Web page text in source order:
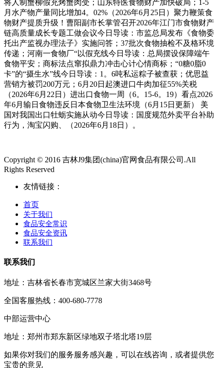
将人制蟹柳假充烤蟹肉受；山东特医食物财产加快破局；1-5
月水产物产量同比增加4。02%（2026年6月25日）聚力鞭策食
物财产提质升级！曹阳副市长掌管召开2026年江门市食物财产
链高质量成长专题工做会议今日导读：市监总局发布《食物委
托出产监视办理法子》实施问答；37批次食物抽检不及格环境
传递；河南一食物厂“以假充线今日导读：总局摆设保障端午
食物平安；商标法点窜拟鼎力冲击心计心情商标；“0糖0脂0
卡”的“摄生水”线今日导读：1。6吨私运粽子被查获；优思益
营销方被罚200万元；6月20日起澳进口牛肉加征55%关税
（2026年6月22日）进出口食物一周（6。15-6。19）看点2026
年6月输日食物违反日本食物卫生法环境（6月15日更新） 美
国对我国出口牡蛎实施从动今日导读：国度规范外卖平台补助
行为，淘宝闪购、（2026年6月18日）。
Copyright © 2016 吉林J9集团(china)官网食品有限公司.All
Rights Reserved
友情链接：
首页
关于我们
食品安全常识
食品安全资讯
联系我们
联系我们
地址：吉林省长春市宽城区兰家大街3468号
全国客服热线：400-680-7778
中部运营中心
地址：郑州市郑东新区绿地双子塔北塔19层
如果你对我们的服务服务感兴趣，可以在线咨询，或者提供您
宝贵的意见